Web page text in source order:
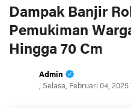
Dampak Banjir
Pemukiman
Hingga 70 Cm
Admin
, Selasa, Februari 04, 2025